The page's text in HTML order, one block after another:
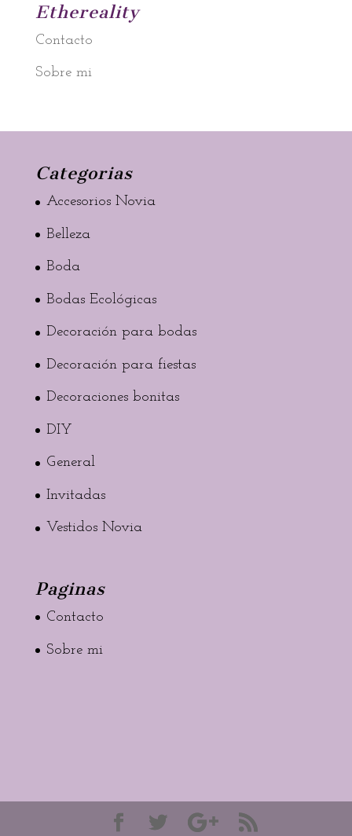
Ethereality
Contacto
Sobre mi
Categorias
Accesorios Novia
Belleza
Boda
Bodas Ecológicas
Decoración para bodas
Decoración para fiestas
Decoraciones bonitas
DIY
General
Invitadas
Vestidos Novia
Paginas
Contacto
Sobre mi